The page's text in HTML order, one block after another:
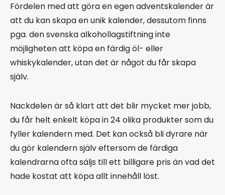
Fördelen med att göra en egen adventskalender är
att du kan skapa en unik kalender, dessutom finns
pga. den svenska alkohollagstiftning inte
möjligheten att köpa en färdig öl- eller
whiskykalender, utan det är något du får skapa
själv.
Nackdelen är så klart att det blir mycket mer jobb,
du får helt enkelt köpa in 24 olika produkter som du
fyller kalendern med. Det kan också bli dyrare när
du gör kalendern själv eftersom de färdiga
kalendrarna ofta säljs till ett billigare pris än vad det
hade kostat att köpa allt innehåll löst.